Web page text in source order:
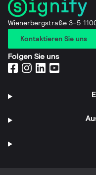
Wienerbergstraße 3–5
Kontaktieren Sie uns
Folgen Sie uns